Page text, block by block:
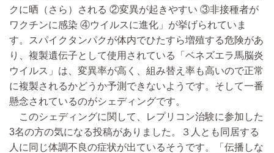
クに晒（さら）される ②変異が起きやすい ③非接種者が
ワクチンに感染 ④ウイルスに進化」が挙げられていま
す。スパイクタンパクが体内でひたすら増殖する危険があ
り、複製遺伝子として使用されている「ベネズエラ馬脳炎
ウイルス」は、変異率が高く、組み替え率も高いので正常
に複製されるかどうか予測できないようです。そして一番
懸念されているのがシェディングです。
このシェディングに関して、レプリコン治験に参加した
3名の方の気になる投稿がありました。３人とも同居する
人に同じ体調不良の症状が出ているそうです。「伝播しな